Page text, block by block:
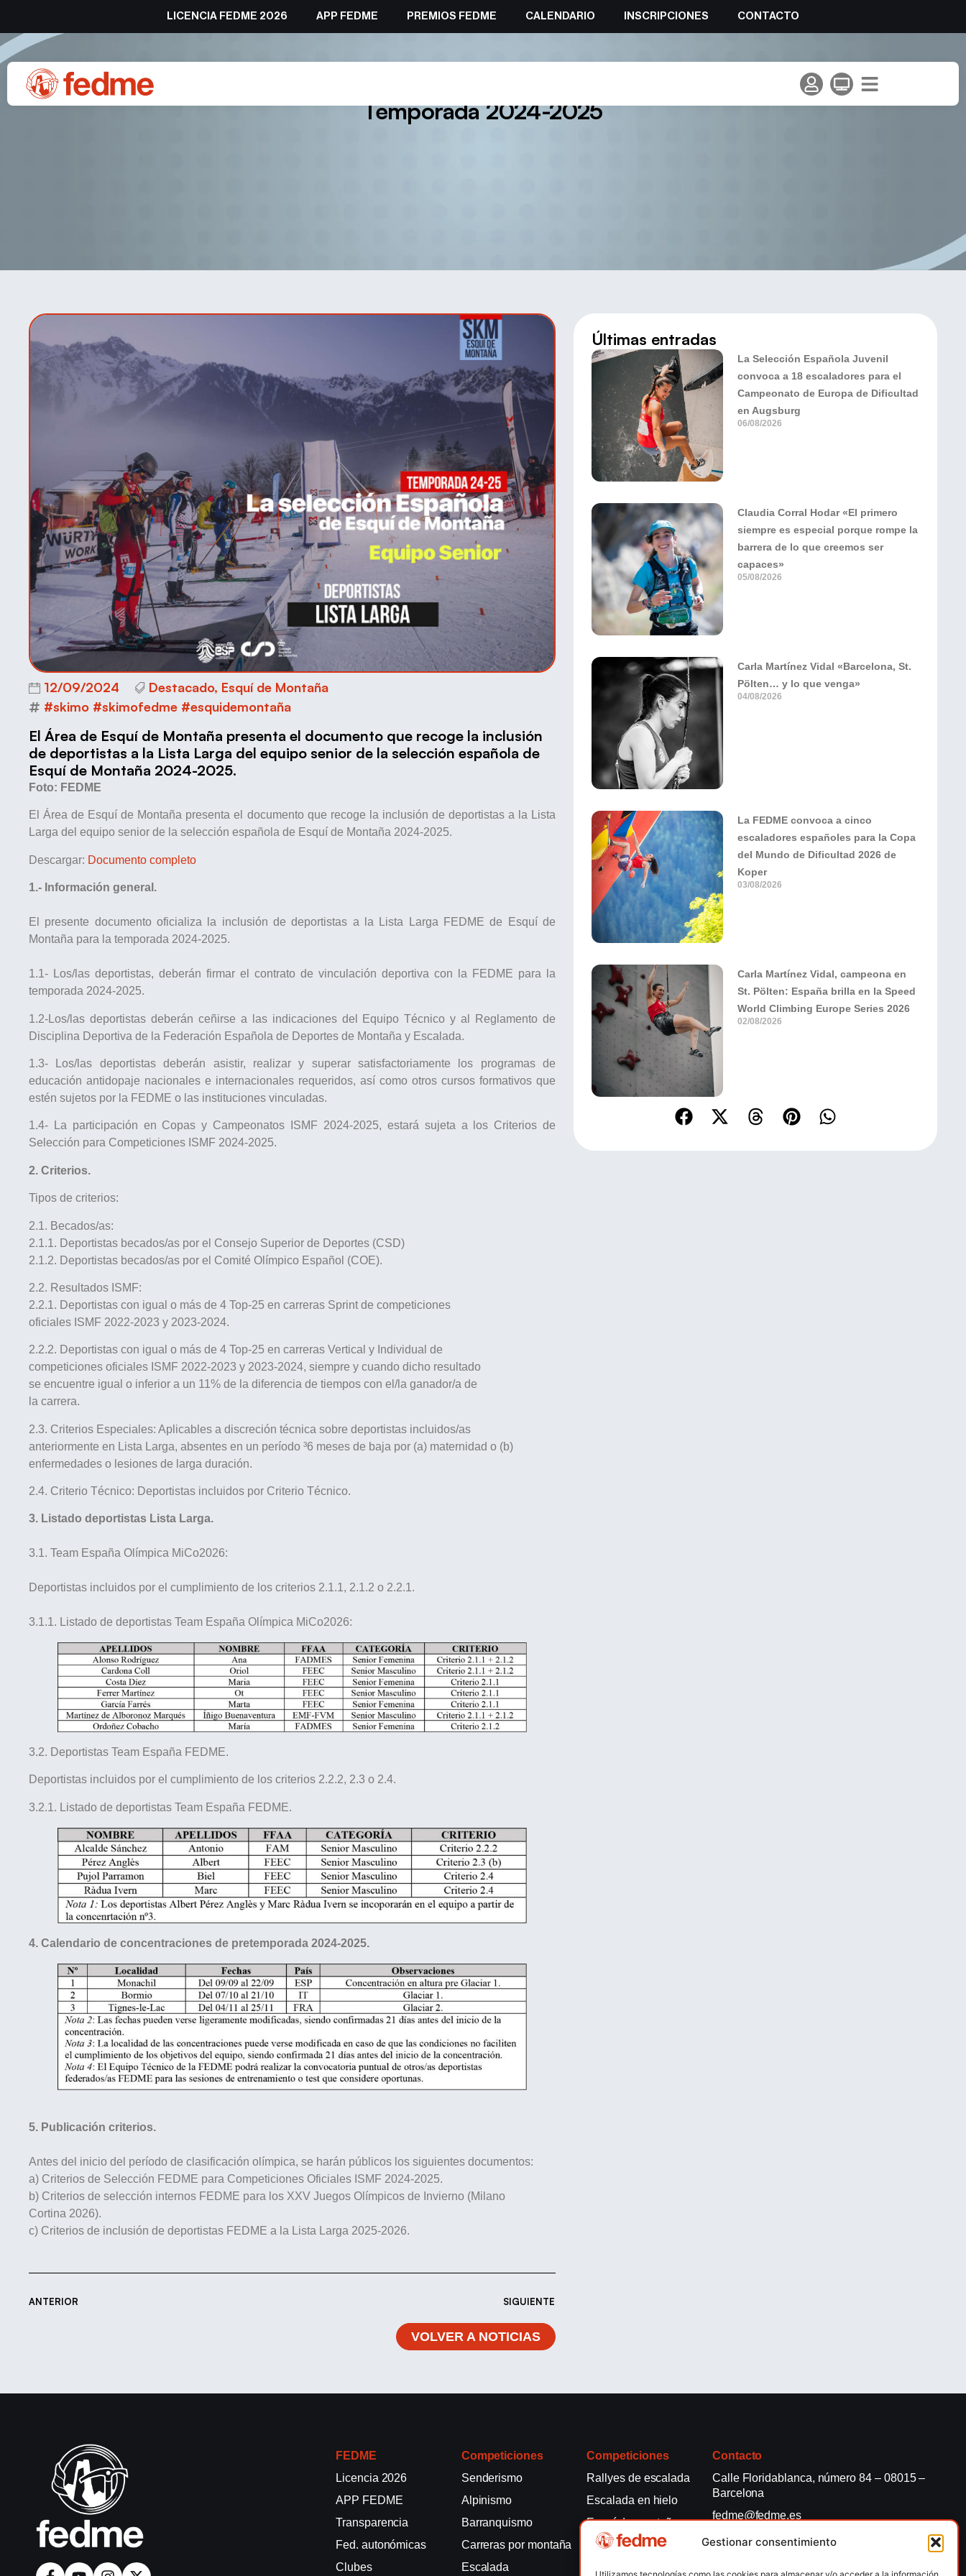
Gestionar consentimiento
LICENCIA FEDME 2026 APP FEDME PREMIOS FEDME CALENDARIO INSCRIPCIONES CONTACTO
Deportistas – Lista larga equipo senior selección española de Esquí de Montaña –
Temporada 2024-2025
12/09/2024 Destacado, Esquí de Montaña
#skimo #skimofedme #esquidemontaña
El Área de Esquí de Montaña presenta el documento que recoge la inclusión
de deportistas a la Lista Larga del equipo senior de la selección española de
Esquí de Montaña 2024-2025.
Foto: FEDME
El Área de Esquí de Montaña presenta el documento que recoge la inclusión de deportistas a la Lista
Larga del equipo senior de la selección española de Esquí de Montaña 2024-2025.
Descargar: Documento completo
1.- Información general.
El presente documento oficializa la inclusión de deportistas a la Lista Larga FEDME de Esquí de
Montaña para la temporada 2024-2025.
1.1- Los/las deportistas, deberán firmar el contrato de vinculación deportiva con la FEDME para la
temporada 2024-2025.
1.2-Los/las deportistas deberán ceñirse a las indicaciones del Equipo Técnico y al Reglamento de
Disciplina Deportiva de la Federación Española de Deportes de Montaña y Escalada.
1.3- Los/las deportistas deberán asistir, realizar y superar satisfactoriamente los programas de
educación antidopaje nacionales e internacionales requeridos, así como otros cursos formativos que
estén sujetos por la FEDME o las instituciones vinculadas.
1.4- La participación en Copas y Campeonatos ISMF 2024-2025, estará sujeta a los Criterios de
Selección para Competiciones ISMF 2024-2025.
2. Criterios.
Tipos de criterios:
2.1. Becados/as:
2.1.1. Deportistas becados/as por el Consejo Superior de Deportes (CSD)
2.1.2. Deportistas becados/as por el Comité Olímpico Español (COE).
2.2. Resultados ISMF:
2.2.1. Deportistas con igual o más de 4 Top-25 en carreras Sprint de competiciones
oficiales ISMF 2022-2023 y 2023-2024.
2.2.2. Deportistas con igual o más de 4 Top-25 en carreras Vertical y Individual de
competiciones oficiales ISMF 2022-2023 y 2023-2024, siempre y cuando dicho resultado
se encuentre igual o inferior a un 11% de la diferencia de tiempos con el/la ganador/a de
la carrera.
2.3. Criterios Especiales: Aplicables a discreción técnica sobre deportistas incluidos/as
anteriormente en Lista Larga, absentes en un período ³6 meses de baja por (a) maternidad o (b)
enfermedades o lesiones de larga duración.
2.4. Criterio Técnico: Deportistas incluidos por Criterio Técnico.
3. Listado deportistas Lista Larga.
3.1. Team España Olímpica MiCo2026:
Deportistas incluidos por el cumplimiento de los criterios 2.1.1, 2.1.2 o 2.2.1.
3.1.1. Listado de deportistas Team España Olímpica MiCo2026:
3.2. Deportistas Team España FEDME.
Deportistas incluidos por el cumplimiento de los criterios 2.2.2, 2.3 o 2.4.
3.2.1. Listado de deportistas Team España FEDME.
4. Calendario de concentraciones de pretemporada 2024-2025.
5. Publicación criterios.
Antes del inicio del período de clasificación olímpica, se harán públicos los siguientes documentos:
a) Criterios de Selección FEDME para Competiciones Oficiales ISMF 2024-2025.
b) Criterios de selección internos FEDME para los XXV Juegos Olímpicos de Invierno (Milano
Cortina 2026).
c) Criterios de inclusión de deportistas FEDME a la Lista Larga 2025-2026.
ANTERIOR SIGUIENTE
VOLVER A NOTICIAS
Últimas entradas
La Selección Española Juvenil
convoca a 18 escaladores para el
Campeonato de Europa de Dificultad
en Augsburg
06/08/2026
Claudia Corral Hodar «El primero
siempre es especial porque rompe la
barrera de lo que creemos ser
capaces»
05/08/2026
Carla Martínez Vidal «Barcelona, St.
Pölten… y lo que venga»
04/08/2026
La FEDME convoca a cinco
escaladores españoles para la Copa
del Mundo de Dificultad 2026 de
Koper
03/08/2026
Carla Martínez Vidal, campeona en
St. Pölten: España brilla en la Speed
World Climbing Europe Series 2026
02/08/2026
FEDME
Licencia 2026
APP FEDME
Transparencia
Fed. autonómicas
Clubes
Competiciones
Senderismo
Alpinismo
Barranquismo
Carreras por montaña
Escalada
Competiciones
Rallyes de escalada
Escalada en hielo
Esquí de montaña
Marcha Nórdica
Contacto
Calle Floridablanca, número 84 – 08015 –
Barcelona
fedme@fedme.es
934 264 267